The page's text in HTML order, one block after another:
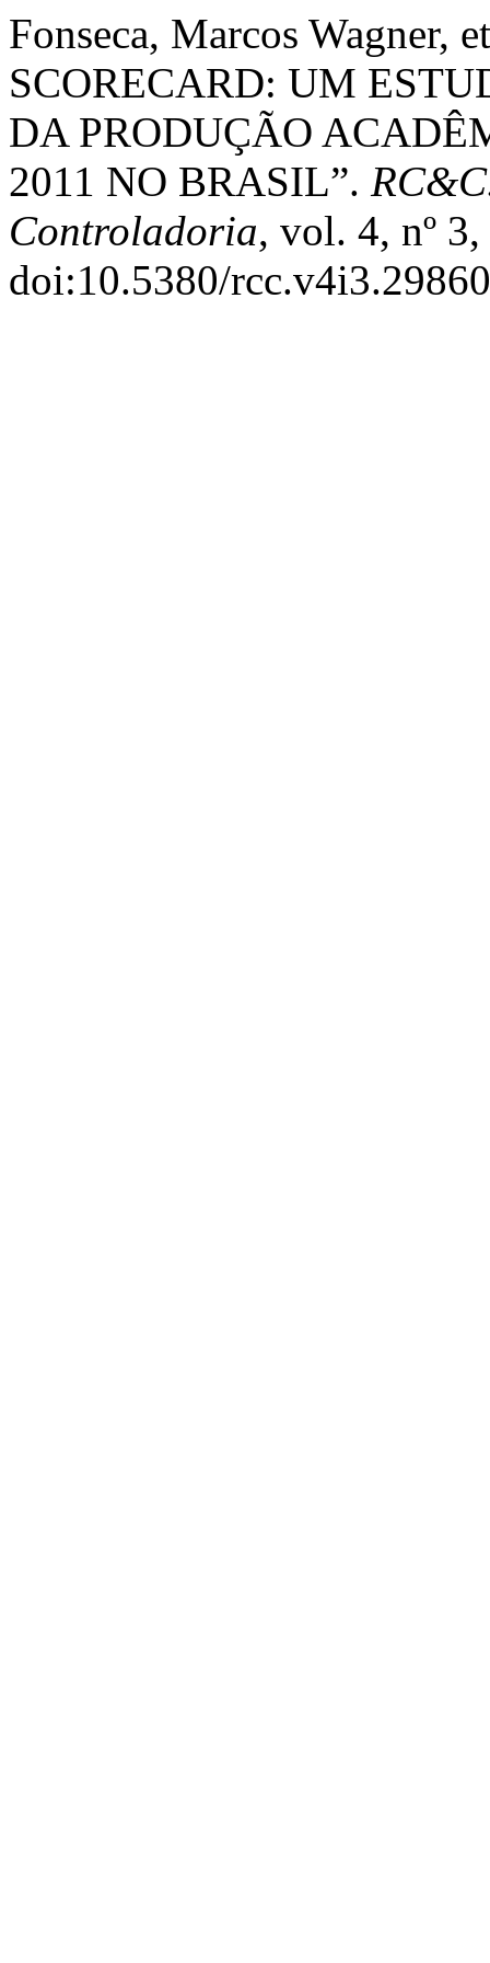
Fonseca, Marcos Wagner,
SCORECARD: UM
DA PRODUÇÃO
2011 NO BRASIL”.
Controladoria, vol. 4, nº
doi:10.5380/